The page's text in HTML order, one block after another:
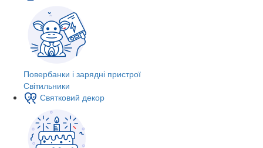
Повербанки і зарядні пристрої
Світильники
Святковий декор